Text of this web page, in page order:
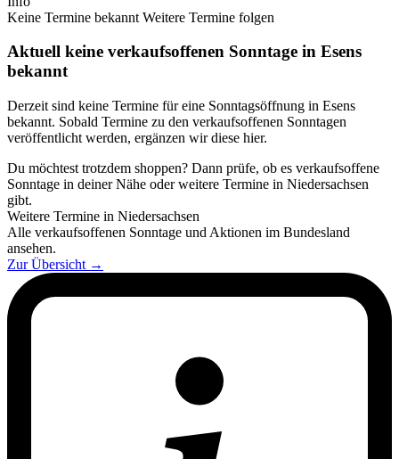
Keine Termine bekannt Weitere Termine folgen
Aktuell keine verkaufsoffenen Sonntage in Esens
bekannt
Derzeit sind keine Termine für eine Sonntagsöffnung in Esens
bekannt. Sobald Termine zu den verkaufsoffenen Sonntagen
veröffentlicht werden, ergänzen wir diese hier.
Du möchtest trotzdem shoppen? Dann prüfe, ob es verkaufsoffene
Sonntage in deiner Nähe oder weitere Termine in Niedersachsen
gibt.
Weitere Termine in Niedersachsen
Alle verkaufsoffenen Sonntage und Aktionen im Bundesland
ansehen.
Zur Übersicht →